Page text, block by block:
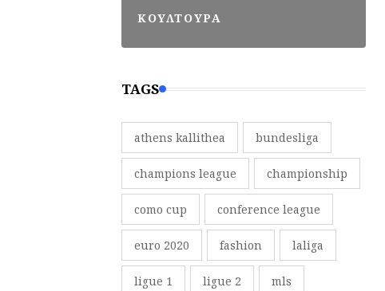
ΚΟΥΛΤΟΥΡΑ
TAGS
athens kallithea bundesliga
champions league championship
como cup conference league
euro 2020 fashion laliga
ligue 1 ligue 2 mls